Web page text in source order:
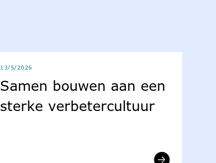
13/5/2026
Samen bouwen aan een
sterke verbetercultuur